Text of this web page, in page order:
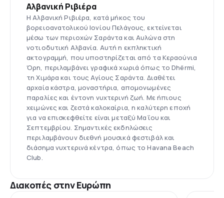
Αλβανική Ριβιέρα
Η Αλβανική Ριβιέρα, κατά μήκος του
βορειοανατολικού Ιονίου Πελάγους, εκτείνεται
μέσω των περιοχών Σαράντα και Αυλώνα στη
νοτιοδυτική Αλβανία. Αυτή η εκπληκτική
ακτογραμμή, που υποστηρίζεται από τα Κεραούνια
Όρη, περιλαμβάνει γραφικά χωριά όπως το Dhërmi,
τη Χιμάρα και τους Αγίους Σαράντα. Διαθέτει
αρχαία κάστρα, μοναστήρια, απομονωμένες
παραλίες και έντονη νυχτερινή ζωή. Με ήπιους
χειμώνες και ζεστά καλοκαίρια, η καλύτερη εποχή
για να επισκεφθείτε είναι μεταξύ Μαΐου και
Σεπτεμβρίου. Σημαντικές εκδηλώσεις
περιλαμβάνουν διεθνή μουσικά φεστιβάλ και
διάσημα νυχτερινά κέντρα, όπως το Havana Beach
Club.
Διακοπές στην Ευρώπη